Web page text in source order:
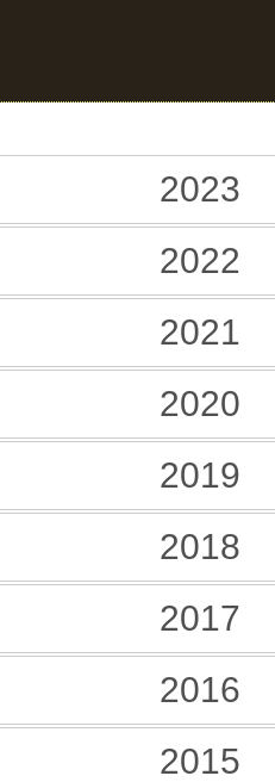
2023
2022
2021
2020
2019
2018
2017
2016
2015